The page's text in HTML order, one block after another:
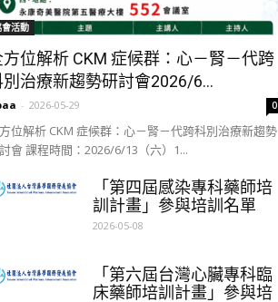
活動
方位解析 CKM 症候群：心－腎－代跨
別治療新趨勢研討會2026/6...
- 2026-05-29 0
位解析 CKM 症候群：心－腎－代跨科別治療新趨勢
會 課程時間：2026/6/13（六）1...
「第四屆感染專科藥師培
訓計畫」參與培訓名單
2026-05-08
「第六屆台灣心臟專科臨
床藥師培訓計畫」參與培